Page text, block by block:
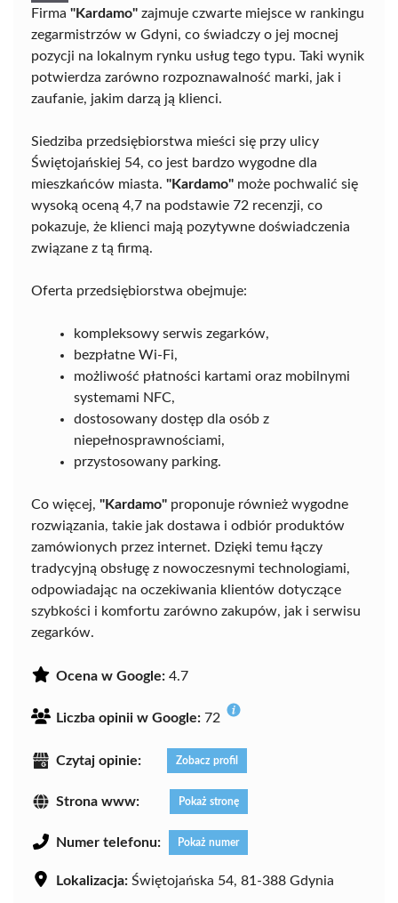
Firma "Kardamo" zajmuje czwarte miejsce w rankingu
zegarmistrzów w Gdyni, co świadczy o jej mocnej
pozycji na lokalnym rynku usług tego typu. Taki wynik
potwierdza zarówno rozpoznawalność marki, jak i
zaufanie, jakim darzą ją klienci.
Siedziba przedsiębiorstwa mieści się przy ulicy
Świętojańskiej 54, co jest bardzo wygodne dla
mieszkańców miasta. "Kardamo" może pochwalić się
wysoką oceną 4,7 na podstawie 72 recenzji, co
pokazuje, że klienci mają pozytywne doświadczenia
związane z tą firmą.
Oferta przedsiębiorstwa obejmuje:
kompleksowy serwis zegarków,
bezpłatne Wi-Fi,
możliwość płatności kartami oraz mobilnymi
systemami NFC,
dostosowany dostęp dla osób z
niepełnosprawnościami,
przystosowany parking.
Co więcej, "Kardamo" proponuje również wygodne
rozwiązania, takie jak dostawa i odbiór produktów
zamówionych przez internet. Dzięki temu łączy
tradycyjną obsługę z nowoczesnymi technologiami,
odpowiadając na oczekiwania klientów dotyczące
szybkości i komfortu zarówno zakupów, jak i serwisu
zegarków.
Ocena w Google: 4.7
Liczba opinii w Google: 72
Czytaj opinie: Zobacz profil
Strona www: Pokaż stronę
Numer telefonu: Pokaż numer
Lokalizacja: Świętojańska 54, 81-388 Gdynia